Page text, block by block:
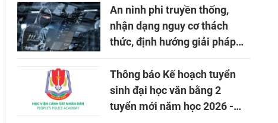
An ninh phi truyền thống,
nhận dạng nguy cơ thách
thức, định hướng giải pháp
đảm bảo an ninh quốc gia
trong tình hình hiện nay
Thông báo Kế hoạch tuyển
sinh đại học văn bằng 2
tuyển mới năm học 2026 -